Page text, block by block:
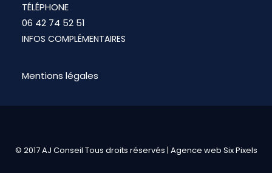
TÉLÉPHONE
06 42 74 52 51
INFOS COMPLÉMENTAIRES
Mentions légales
© 2017 AJ Conseil Tous droits réservés | Agence web Six Pixels